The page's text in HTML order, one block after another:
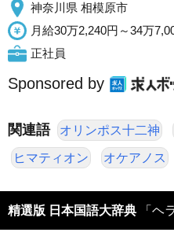
神奈川県 相模原市
月給30万2,240円～34万
正社員
Sponsored by
関連語 オリンポス十二神
ヒマティオン オケアノス
精選版 日本国語大辞典 「ヘ